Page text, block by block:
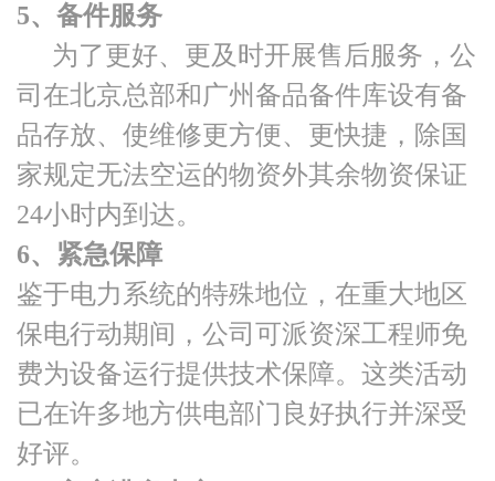
5、备件服务
为了更好、更及时开展售后服务，公
司在北京总部和广州备品备件库设有备
品存放、使维修更方便、更快捷，除国
家规定无法空运的物资外其余物资保证
24小时内到达。
6、紧急保障
鉴于电力系统的特殊地位，在重大地区
保电行动期间，公司可派资深工程师免
费为设备运行提供技术保障。这类活动
已在许多地方供电部门良好执行并深受
好评。